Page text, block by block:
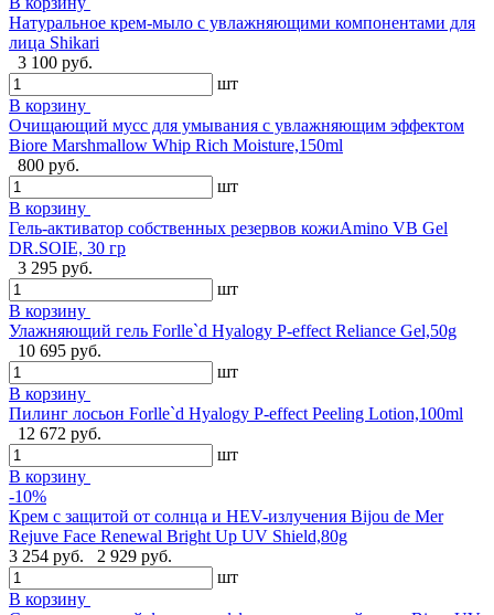
Натуральное крем-мыло с увлажняющими компонентами для
лица Shikari
3 100 руб.
шт
В корзину
Очищающий мусс для умывания с увлажняющим эффектом
Biore Marshmallow Whip Rich Moisture,150ml
800 руб.
шт
В корзину
Гель-активатор собственных резервов кожиAmino VB Gel
DR.SOIE, 30 гр
3 295 руб.
шт
В корзину
Улажняющий гель Forlle`d Hyalogy P-effect Reliance Gel,50g
10 695 руб.
шт
В корзину
Пилинг лосьон Forlle`d Hyalogy P-effect Peeling Lotion,100ml
12 672 руб.
шт
В корзину
-10%
Крем с защитой от солнца и HEV-излучения Bijou de Mer
Rejuve Face Renewal Bright Up UV Shield,80g
3 254 руб.
2 929 руб.
шт
В корзину